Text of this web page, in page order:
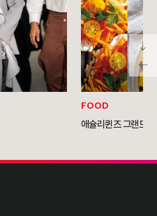
FOOD
애슐리퀸즈 그랜드